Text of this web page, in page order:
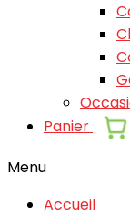
Panier
Menu
Accueil